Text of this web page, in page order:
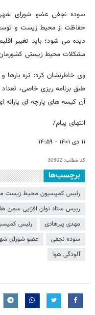
سوده نجفی عضو شورای شهر
حفاظت از محیط زیست و
دیده می شود؛ باید تغییر
مشکلات محیط زیستی
وی خاطرنشان کرد: تره
طبق برنامه ریزی خاصی،
آن کیسه های پارچه ای یارانه
انتهای پیام/
۱۱ دی ۱۴۰۱ - ۱۴:۵۹
کد مطلب: 30302
برچسب‌ها
رئیس کمیسیون محیط زیست
رییس ستاد توان افزایی سمن
مهدی پیرهادی
رئیس
سوده نجفی
عضو شورای
آلودگی هوا